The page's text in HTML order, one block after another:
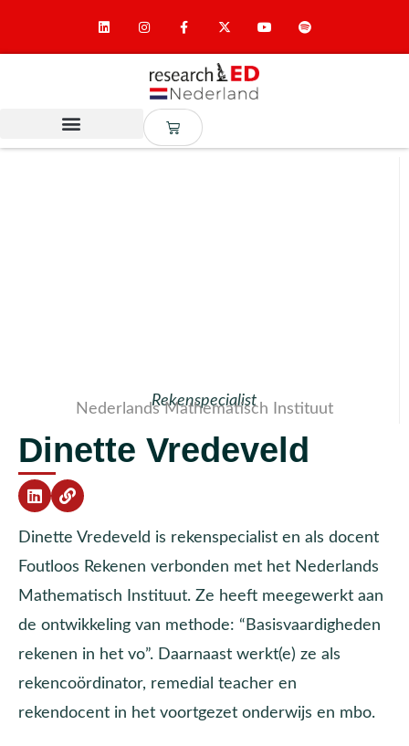
Rekenspecialist
Nederlands Mathematisch Instituut
Dinette Vredeveld
Dinette Vredeveld is rekenspecialist en als docent
Foutloos Rekenen verbonden met het Nederlands
Mathematisch Instituut. Ze heeft meegewerkt aan
de ontwikkeling van methode: “Basisvaardigheden
rekenen in het vo”. Daarnaast werkt(e) ze als
rekencoördinator, remedial teacher en
rekendocent in het voortgezet onderwijs en mbo.